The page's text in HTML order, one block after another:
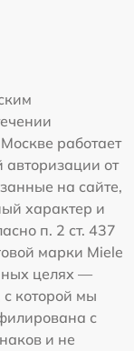
работает
от
на сайте,
характер и
п. 2 ст. 437
марки Miele
целях —
с которой мы
с
и не